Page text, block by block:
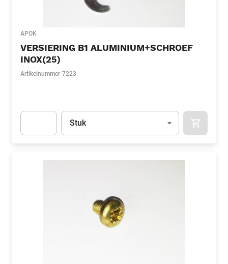
APOK
VERSIERING B1 ALUMINIUM+SCHROEF
INOX(25)
Artikelnummer 7223
Eenheid
Stuk